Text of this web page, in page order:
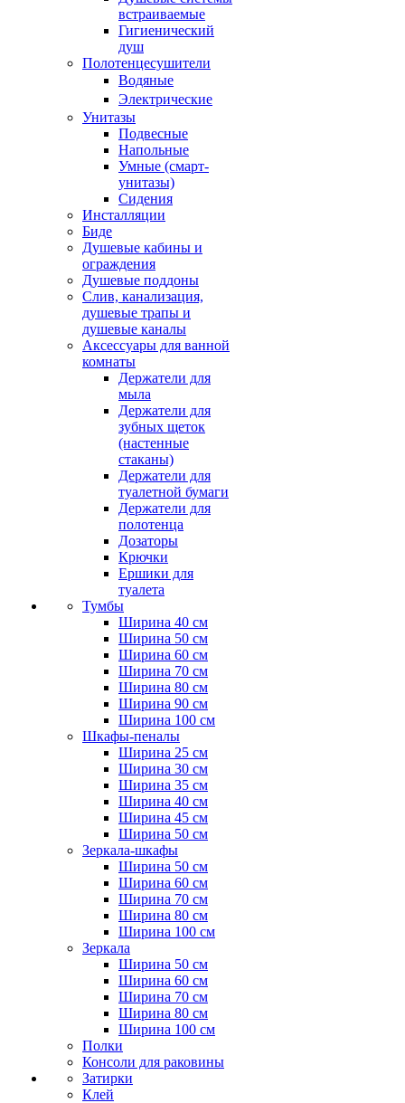
встраиваемые
Гигиенический
душ
Полотенцесушители
ㅤВодяные
ㅤЭлектрические
Унитазы
Подвесные
Напольные
Умные (смарт-
унитазы)
Сидения
Инсталляции
Биде
Душевые кабины и
ограждения
Душевые поддоны
Слив, канализация,
душевые трапы и
душевые каналы
Аксессуары для ванной
комнаты
Держатели для
мыла
Держатели для
зубных щеток
(настенные
стаканы)
Держатели для
туалетной бумаги
Держатели для
полотенца
Дозаторы
Крючки
Ершики для
туалета
Тумбы
Ширина 40 см
Ширина 50 см
Ширина 60 см
Ширина 70 см
Ширина 80 см
Ширина 90 см
Ширина 100 см
Шкафы-пеналы
Ширина 25 см
Ширина 30 см
Ширина 35 см
Ширина 40 см
Ширина 45 см
Ширина 50 см
Зеркала-шкафы
Ширина 50 см
Ширина 60 см
Ширина 70 см
Ширина 80 см
Ширина 100 см
Зеркала
Ширина 50 см
Ширина 60 см
Ширина 70 см
Ширина 80 см
Ширина 100 см
Полки
Консоли для раковины
Затирки
Клей